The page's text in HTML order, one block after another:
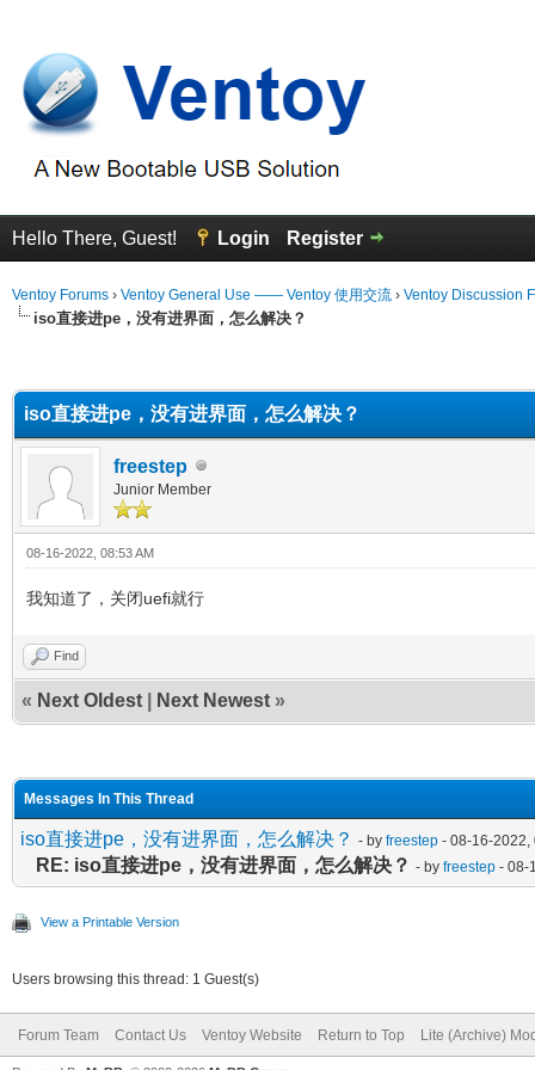
Hello There, Guest! Login Register
Ventoy Forums › Ventoy General Use —— Ventoy 使用交流 › Ventoy Discussion
iso直接进pe，没有进界面，怎么解决？
iso直接进pe，没有进界面，怎么解决？
freestep
Junior Member
08-16-2022, 08:53 AM
我知道了，关闭uefi就行
Find
« Next Oldest Next Newest »
Messages In This Thread
iso直接进pe，没有进界面，怎么解决？ - by freestep - 08-16-2022,
RE: iso直接进pe，没有进界面，怎么解决？ - by freestep - 08-
View a Printable Version
Users browsing this thread: 1 Guest(s)
Forum Team Contact Us Ventoy Website Return to Top Lite (Archive)